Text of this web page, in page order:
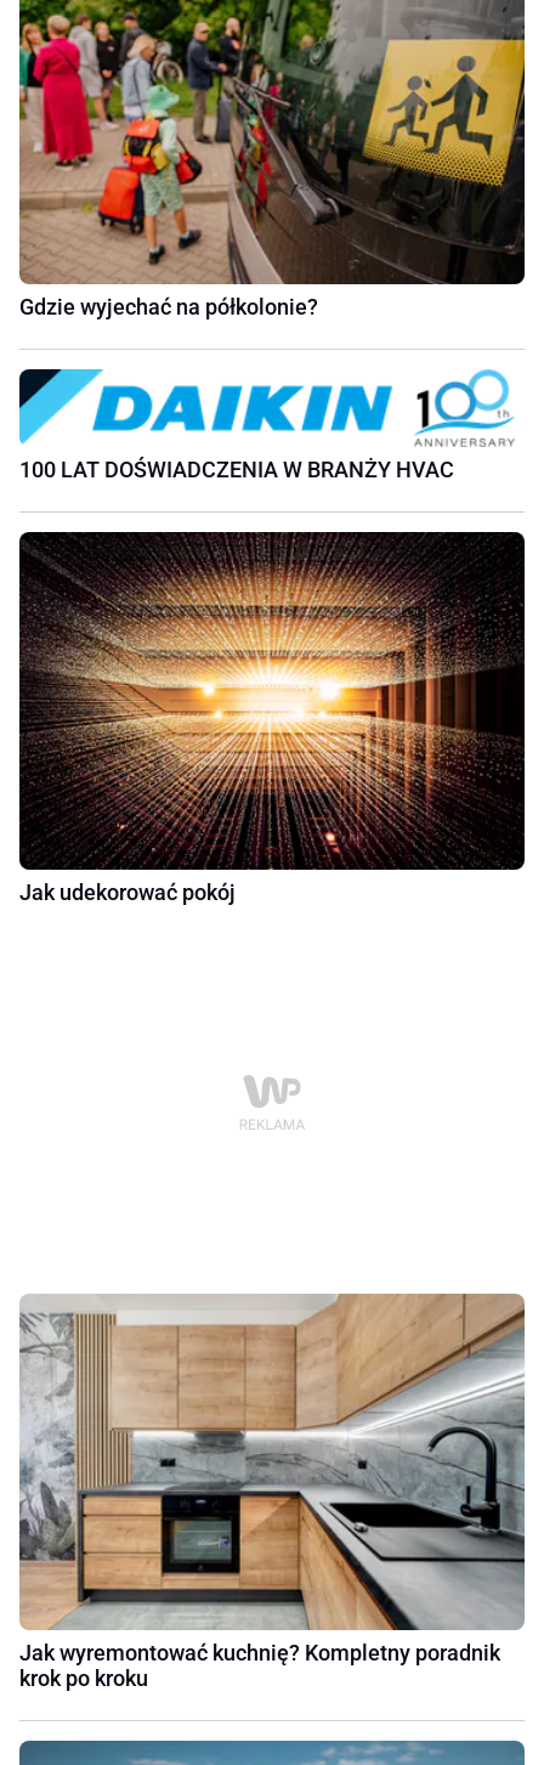
Gdzie wyjechać na półkolonie?
100 LAT DOŚWIADCZENIA W BRANŻY HVAC
Jak udekorować pokój
Jak wyremontować kuchnię? Kompletny poradnik
krok po kroku